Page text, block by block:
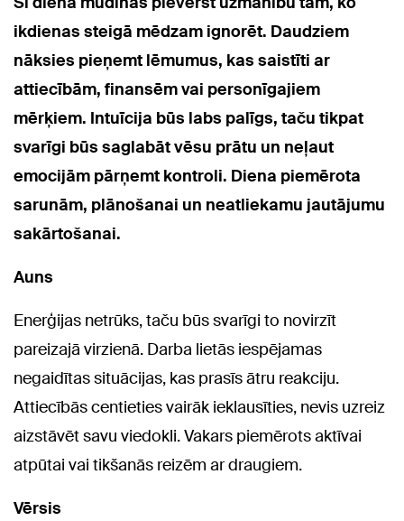
ikdienas steigā mēdzam ignorēt. Daudziem
nāksies pieņemt lēmumus, kas saistīti ar
attiecībām, finansēm vai personīgajiem
mērķiem. Intuīcija būs labs palīgs, taču tikpat
svarīgi būs saglabāt vēsu prātu un neļaut
emocijām pārņemt kontroli. Diena piemērota
sarunām, plānošanai un neatliekamu jautājumu
sakārtošanai.
Auns
Enerģijas netrūks, taču būs svarīgi to novirzīt
pareizajā virzienā. Darba lietās iespējamas
negaidītas situācijas, kas prasīs ātru reakciju.
Attiecībās centieties vairāk ieklausīties, nevis uzreiz
aizstāvēt savu viedokli. Vakars piemērots aktīvai
atpūtai vai tikšanās reizēm ar draugiem.
Vērsis